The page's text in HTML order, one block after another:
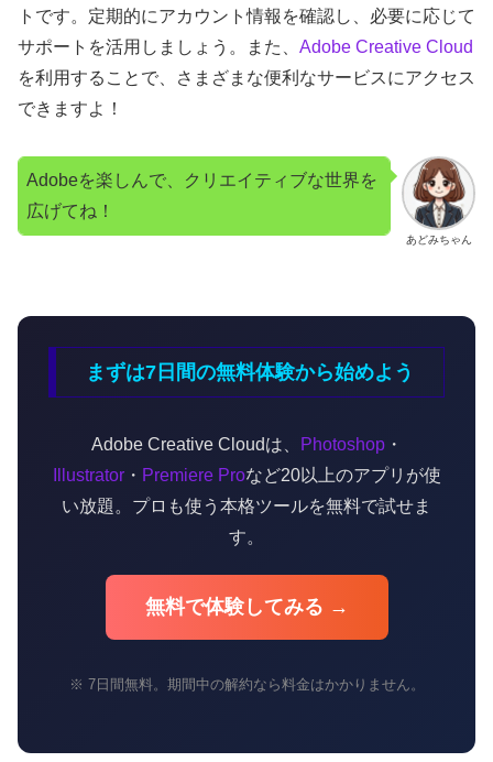
トです。定期的にアカウント情報を確認し、必要に応じて
サポートを活用しましょう。また、 Adobe Creative Cloud
を利用することで、さまざまな便利なサービスにアクセス
できますよ！
あどみちゃん
Adobeを楽しんで、クリエイティブな世界を
広げてね！
まずは7日間の無料体験から始めよう
Adobe Creative Cloudは、 Photoshop・
Illustrator・ Premiere Proなど20以上のアプリが使
い放題。プロも使う本格ツールを無料で試せま
す。
無料で体験してみる →
※ 7日間無料。期間中の解約なら料金はかかりません。